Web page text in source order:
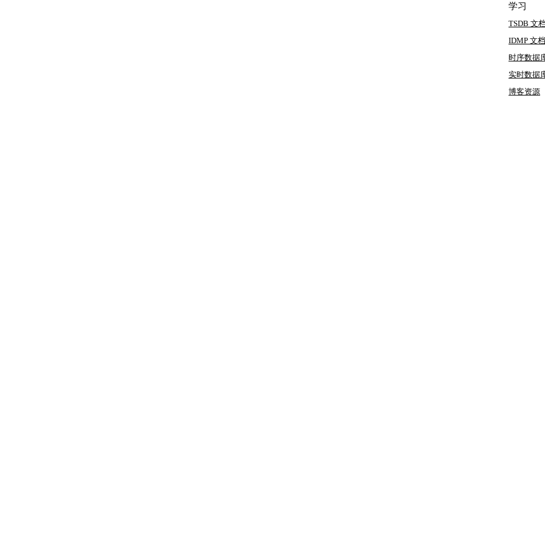
学习
TSDB 文
IDMP 文档
时序数据
实时数据
博客资源